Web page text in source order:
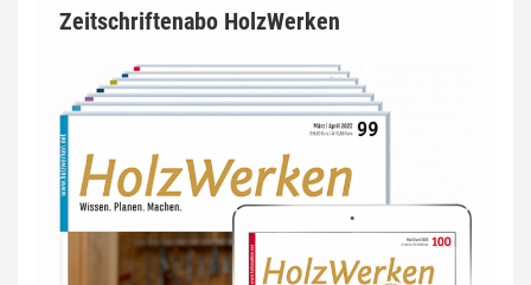
Zeitschriftenabo HolzWerken